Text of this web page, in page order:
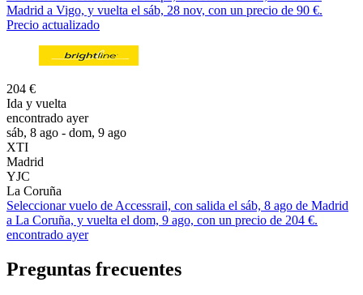
Madrid a Vigo, y vuelta el sáb, 28 nov, con un precio de 90 €.
Precio actualizado
204 €
Ida y vuelta
encontrado ayer
sáb, 8 ago - dom, 9 ago
XTI
Madrid
YJC
La Coruña
Seleccionar vuelo de Accessrail, con salida el sáb, 8 ago de Madrid
a La Coruña, y vuelta el dom, 9 ago, con un precio de 204 €.
encontrado ayer
Preguntas frecuentes